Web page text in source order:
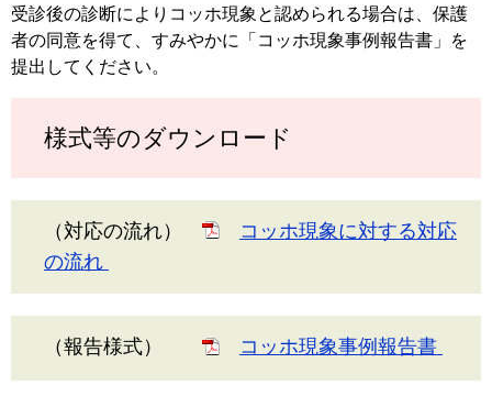
受診後の診断によりコッホ現象と認められる場合は、保護
者の同意を得て、すみやかに「コッホ現象事例報告書」を
提出してください。
様式等のダウンロード
（対応の流れ）
コッホ現象に対する対応
の流れ
（報告様式） コッホ現象事例報告書